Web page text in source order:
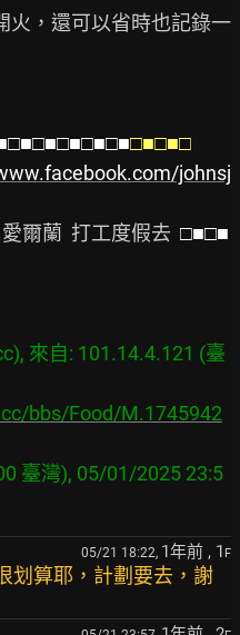
火，還可以省時也記錄一
□■□■□
johnsj
愛爾蘭  打工度假去
  □■□■
來自: 101.14.4.121 (臺
bbs/Food/M.1745942
臺灣), 05/01/2025 23:5
05/21 18:22, 1年前 , 1 F
划算耶，計劃要去，謝